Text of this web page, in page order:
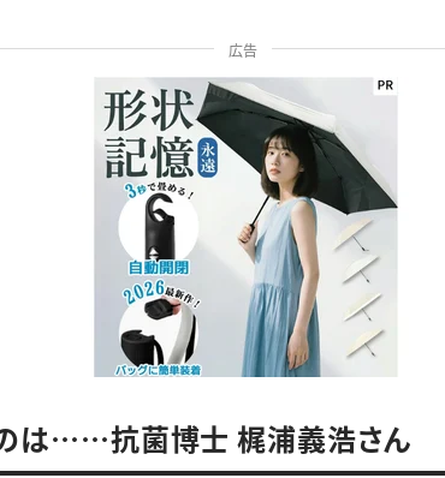
広告
は……抗菌博士 梶浦義浩さん